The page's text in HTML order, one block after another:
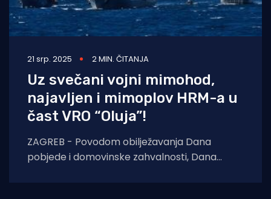
21 srp. 2025 2 MIN. ČITANJA
Uz svečani vojni mimohod,
najavljen i mimoplov HRM-a u
čast VRO “Oluja”!
ZAGREB - Povodom obilježavanja Dana
pobjede i domovinske zahvalnosti, Dana